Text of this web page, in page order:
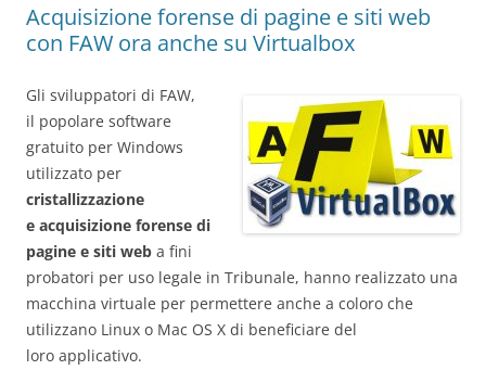
Acquisizione forense di pagine e siti web
con FAW ora anche su Virtualbox
Gli sviluppatori di FAW,
il popolare software
gratuito per Windows
utilizzato per
cristallizzazione
e acquisizione forense di
pagine e siti web a fini
probatori per uso legale in Tribunale, hanno realizzato una
macchina virtuale per permettere anche a coloro che
utilizzano Linux o Mac OS X di beneficiare del
loro applicativo.